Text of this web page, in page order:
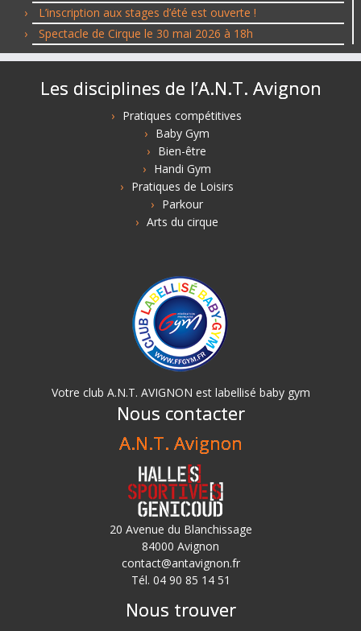
L’inscription aux stages d’été est ouverte !
Spectacle de Cirque le 30 mai 2026 à 18h
Les disciplines de l’A.N.T. Avignon
Pratiques compétitives
Baby Gym
Bien-être
Handi Gym
Pratiques de Loisirs
Parkour
Arts du cirque
Votre club A.N.T. AVIGNON est labellisé baby gym
Nous contacter
A.N.T. Avignon
20 Avenue du Blanchissage
84000 Avignon
contact@antavignon.fr
Tél. 04 90 85 14 51
Nous trouver